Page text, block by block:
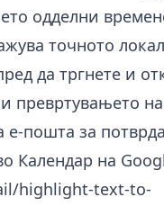
одделни
точното
да тргнете и
превртувањето
е-пошта за
Календар на
highlight-text-to-